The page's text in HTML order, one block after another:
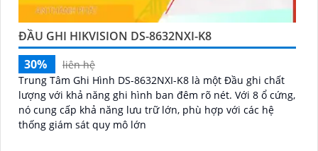
ĐẦU GHI HIKVISION DS-8632NXI-K8
30%
liên hệ
Trung Tâm Ghi Hình DS-8632NXI-K8 là một Đầu ghi chất
lượng với khả năng ghi hình ban đêm rõ nét. Với 8 ổ cứng,
nó cung cấp khả năng lưu trữ lớn, phù hợp với các hệ
thống giám sát quy mô lớn